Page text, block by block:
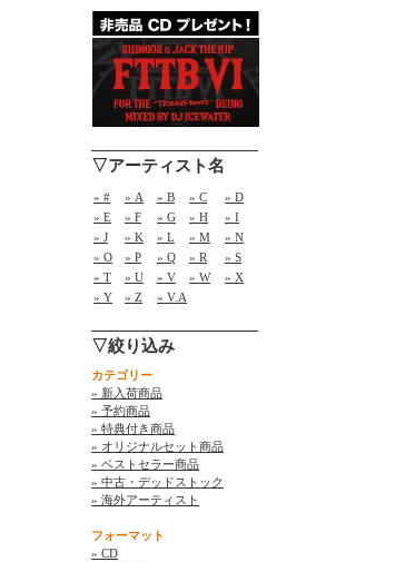
▽アーティスト名
» # » A » B » C
» D
» E
» F » G » H
» I
» J
» K » L » M
» N
» O
» P » Q » R
» S
» T
» U » V » W
» X
» Y
» Z » V.A
▽絞り込み
カテゴリー
» 新入荷商品
» 予約商品
» 特典付き商品
» オリジナルセット商品
» ベストセラー商品
» 中古・デッドストック
» 海外アーティスト
フォーマット
» CD